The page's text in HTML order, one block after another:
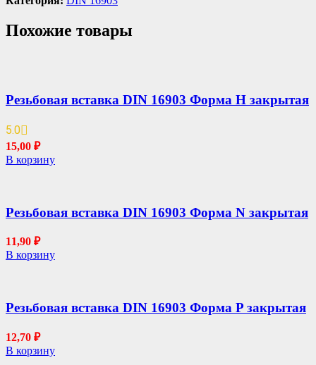
Похожие товары
Резьбовая вставка DIN 16903 Форма H закрытая
5.0
15,00 ₽
В корзину
Резьбовая вставка DIN 16903 Форма N закрытая
11,90 ₽
В корзину
Резьбовая вставка DIN 16903 Форма P закрытая
12,70 ₽
В корзину